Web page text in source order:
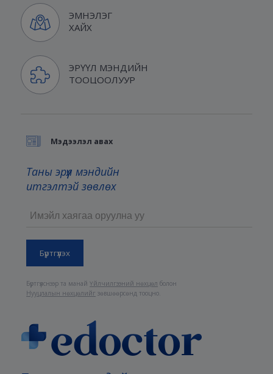
ЭМНЭЛЭГ
ХАЙХ
ЭРҮҮЛ МЭНДИЙН
ТООЦООЛУУР
Мэдээлэл авах
Таны эрүүл мэндийн
итгэлтэй зөвлөх
Бүртгүүлснээр та манайҮйлчилгээний нөхцөл болон
Нууцлалын нөхцөлийг зөвшөөрсөнд тооцно.